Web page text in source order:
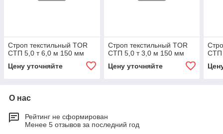
Строп текстильный TOR
СТП 5,0 т 6,0 м 150 мм
Цену уточняйте
Строп текстильный TOR
СТП 5,0 т 3,0 м 150 мм
Цену уточняйте
СТП
О нас
Рейтинг не сформирован
Менее 5 отзывов за последний год